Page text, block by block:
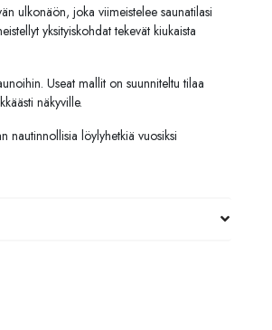
ulkonäön, joka viimeistelee saunatilasi
yksityiskohdat tekevät kiukaista
Useat mallit on suunniteltu tilaa
näkyville.
nautinnollisia löylyhetkiä vuosiksi